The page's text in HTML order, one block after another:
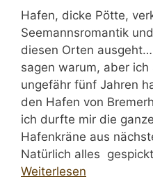
Hafen, dicke Pötte,
Seemannsromantik
diesen Orten
sagen warum, aber
ungefähr fünf Jahren
den Hafen von
ich durfte mir die
Hafenkräne aus
Natürlich alles
Weiterlesen